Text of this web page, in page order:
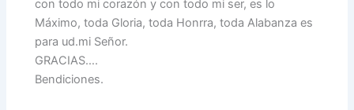
con todo mi corazón y con todo mi ser, es lo
Máximo, toda Gloria, toda Honrra, toda Alabanza es
para ud.mi Señor.
GRACIAS….
Bendiciones.